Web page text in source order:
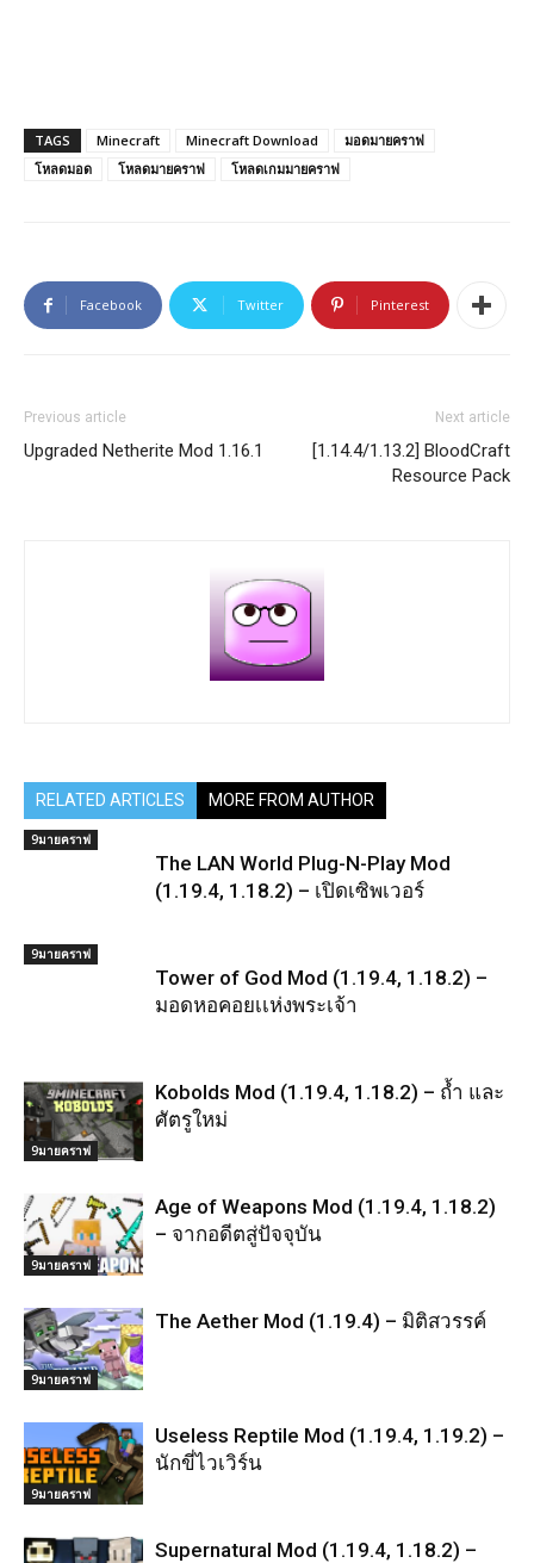
TAGS Minecraft Minecraft Download
มอดมายคราฟ
โหลดมอด
โหลดมายคราฟ โหลดเกมมายคราฟ
Facebook Twitter Pinterest
Previous article
Upgraded Netherite Mod 1.16.1
Next article
[1.14.4/1.13.2] BloodCraft
Resource Pack
RELATED ARTICLES MORE FROM AUTHOR
9มายคราฟ
The LAN World Plug-N-Play Mod
(1.19.4, 1.18.2) – เปิดเซิพเวอร์
9มายคราฟ
Tower of God Mod (1.19.4, 1.18.2) –
มอดหอคอยเเห่งพระเจ้า
9มายคราฟ
Kobolds Mod (1.19.4, 1.18.2) – ถ้ำ และ
ศัตรูใหม่
9มายคราฟ
Age of Weapons Mod (1.19.4, 1.18.2)
– จากอดีตสู่ปัจจุบัน
9มายคราฟ
The Aether Mod (1.19.4) – มิติสวรรค์
9มายคราฟ
Useless Reptile Mod (1.19.4, 1.19.2) –
นักขี่ไวเวิร์น
Supernatural Mod (1.19.4, 1.18.2) –